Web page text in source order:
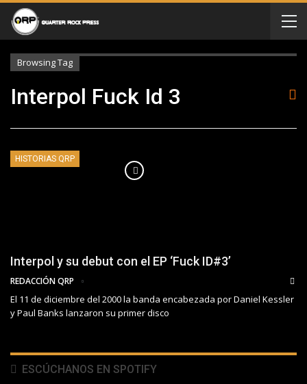
Browsing Tag
Interpol Fuck Id 3
HISTORIAS QRP
Interpol y su debut con el EP ‘Fuck ID#3’
REDACCIÓN QRP
El 11 de diciembre del 2000 la banda encabezada por Daniel Kessler
y Paul Banks lanzaron su primer disco
ESCÚCHANOS EN SPOTIFY